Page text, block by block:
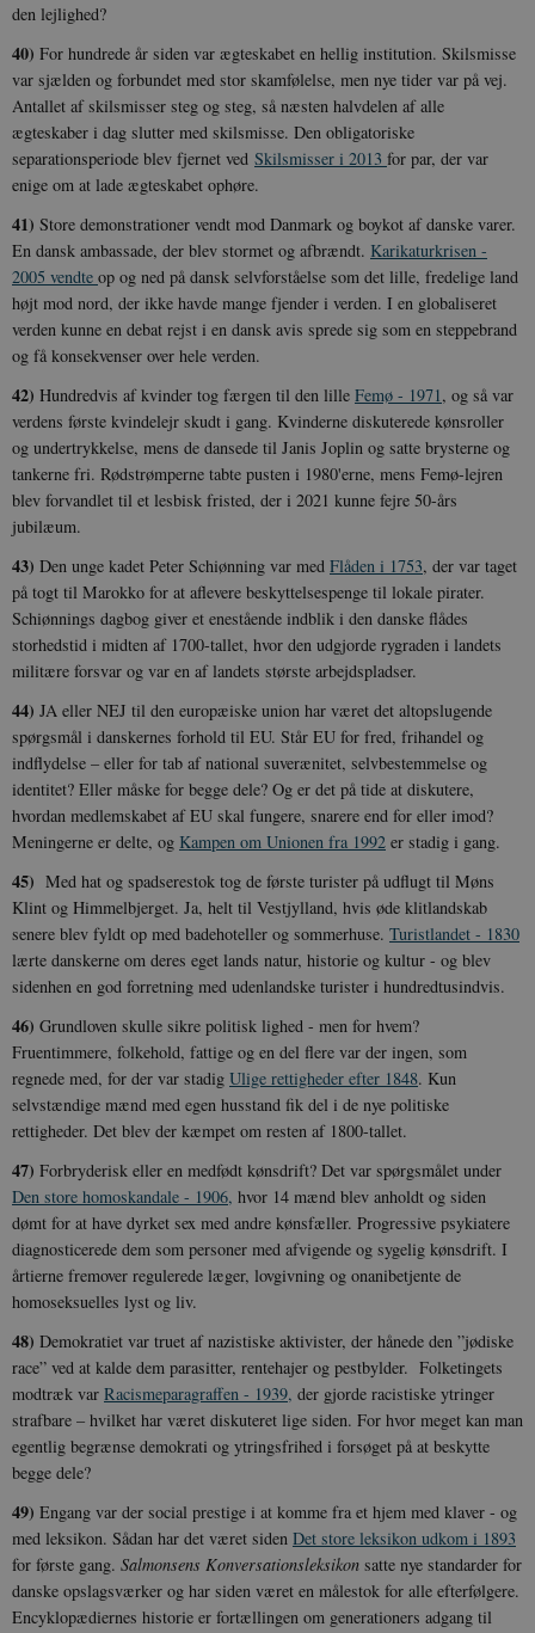
den lejlighed?
40) For hundrede år siden var ægteskabet en hellig institution. Skilsmisse
var sjælden og forbundet med stor skamfølelse, men nye tider var på vej.
Antallet af skilsmisser steg og steg, så næsten halvdelen af alle
ægteskaber i dag slutter med skilsmisse. Den obligatoriske
separationsperiode blev fjernet ved Skilsmisser i 2013 for par, der var
enige om at lade ægteskabet ophøre.
41) Store demonstrationer vendt mod Danmark og boykot af danske varer.
En dansk ambassade, der blev stormet og afbrændt. Karikaturkrisen -
2005 vendte op og ned på dansk selvforståelse som det lille, fredelige land
højt mod nord, der ikke havde mange fjender i verden. I en globaliseret
verden kunne en debat rejst i en dansk avis sprede sig som en steppebrand
og få konsekvenser over hele verden.
42) Hundredvis af kvinder tog færgen til den lille Femø - 1971, og så var
verdens første kvindelejr skudt i gang. Kvinderne diskuterede kønsroller
og undertrykkelse, mens de dansede til Janis Joplin og satte brysterne og
tankerne fri. Rødstrømperne tabte pusten i 1980'erne, mens Femø-lejren
blev forvandlet til et lesbisk fristed, der i 2021 kunne fejre 50-års
jubilæum.
43) Den unge kadet Peter Schiønning var med Flåden i 1753, der var taget
på togt til Marokko for at aflevere beskyttelsespenge til lokale pirater.
Schiønnings dagbog giver et enestående indblik i den danske flådes
storhedstid i midten af 1700-tallet, hvor den udgjorde rygraden i landets
militære forsvar og var en af landets største arbejdspladser.
44) JA eller NEJ til den europæiske union har været det altopslugende
spørgsmål i danskernes forhold til EU. Står EU for fred, frihandel og
indflydelse – eller for tab af national suverænitet, selvbestemmelse og
identitet? Eller måske for begge dele? Og er det på tide at diskutere,
hvordan medlemskabet af EU skal fungere, snarere end for eller imod?
Meningerne er delte, og Kampen om Unionen fra 1992 er stadig i gang.
45) Med hat og spadserestok tog de første turister på udflugt til Møns
Klint og Himmelbjerget. Ja, helt til Vestjylland, hvis øde klitlandskab
senere blev fyldt op med badehoteller og sommerhuse. Turistlandet - 1830
lærte danskerne om deres eget lands natur, historie og kultur - og blev
sidenhen en god forretning med udenlandske turister i hundredtusindvis.
46) Grundloven skulle sikre politisk lighed - men for hvem?
Fruentimmere, folkehold, fattige og en del flere var der ingen, som
regnede med, for der var stadig Ulige rettigheder efter 1848. Kun
selvstændige mænd med egen husstand fik del i de nye politiske
rettigheder. Det blev der kæmpet om resten af 1800-tallet.
47) Forbryderisk eller en medfødt kønsdrift? Det var spørgsmålet under
Den store homoskandale - 1906, hvor 14 mænd blev anholdt og siden
dømt for at have dyrket sex med andre kønsfæller. Progressive psykiatere
diagnosticerede dem som personer med afvigende og sygelig kønsdrift. I
årtierne fremover regulerede læger, lovgivning og onanibetjente de
homoseksuelles lyst og liv.
48) Demokratiet var truet af nazistiske aktivister, der hånede den ”jødiske
race” ved at kalde dem parasitter, rentehajer og pestbylder. Folketingets
modtræk var Racismeparagraffen - 1939, der gjorde racistiske ytringer
strafbare – hvilket har været diskuteret lige siden. For hvor meget kan man
egentlig begrænse demokrati og ytringsfrihed i forsøget på at beskytte
begge dele?
49) Engang var der social prestige i at komme fra et hjem med klaver - og
med leksikon. Sådan har det været siden Det store leksikon udkom i 1893
for første gang. Salmonsens Konversationsleksikon satte nye standarder for
danske opslagsværker og har siden været en målestok for alle efterfølgere.
Encyklopædiernes historie er fortællingen om generationers adgang til